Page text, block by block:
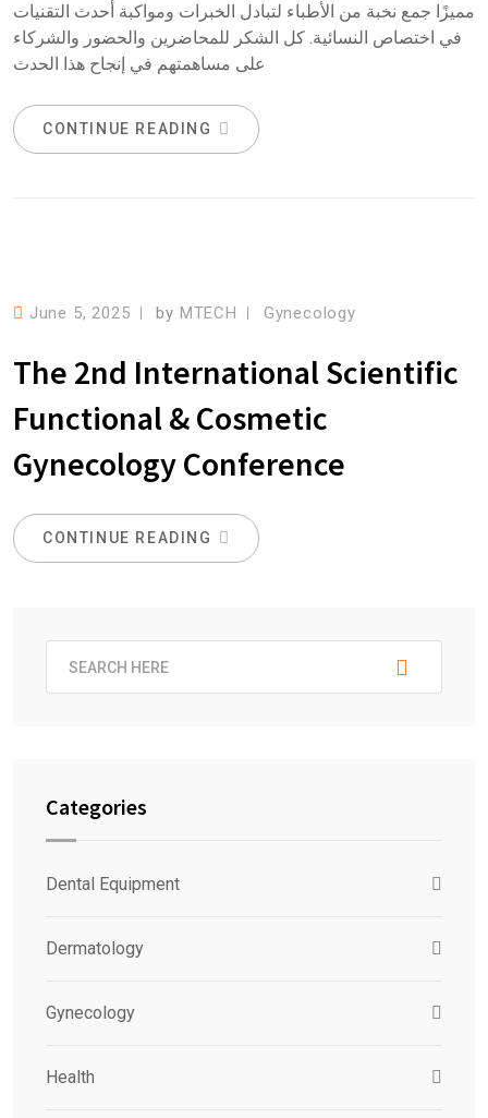
مميزًا جمع نخبة من الأطباء لتبادل الخبرات ومواكبة أحدث التقنيات
في اختصاص النسائية. كل الشكر للمحاضرين والحضور والشركاء
على مساهمتهم في إنجاح هذا الحدث
CONTINUE READING
June 5, 2025 by MTECH Gynecology
The 2nd International Scientific
Functional & Cosmetic
Gynecology Conference
CONTINUE READING
Categories
Dental Equipment
Dermatology
Gynecology
Health